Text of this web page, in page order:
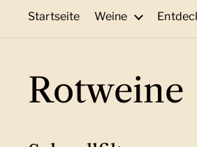
Startseite Weine
Rotweine